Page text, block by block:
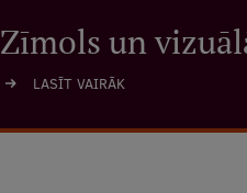
Zīmols un
LASĪT VAIRĀK